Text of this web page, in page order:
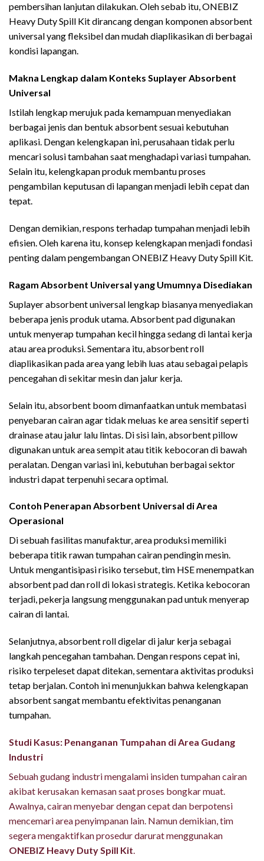
pembersihan lanjutan dilakukan. Oleh sebab itu, ONEBIZ
Heavy Duty Spill Kit dirancang dengan komponen absorbent
universal yang fleksibel dan mudah diaplikasikan di berbagai
kondisi lapangan.
Makna Lengkap dalam Konteks Suplayer Absorbent
Universal
Istilah lengkap merujuk pada kemampuan menyediakan
berbagai jenis dan bentuk absorbent sesuai kebutuhan
aplikasi. Dengan kelengkapan ini, perusahaan tidak perlu
mencari solusi tambahan saat menghadapi variasi tumpahan.
Selain itu, kelengkapan produk membantu proses
pengambilan keputusan di lapangan menjadi lebih cepat dan
tepat.
Dengan demikian, respons terhadap tumpahan menjadi lebih
efisien. Oleh karena itu, konsep kelengkapan menjadi fondasi
penting dalam pengembangan ONEBIZ Heavy Duty Spill Kit.
Ragam Absorbent Universal yang Umumnya Disediakan
Suplayer absorbent universal lengkap biasanya menyediakan
beberapa jenis produk utama. Absorbent pad digunakan
untuk menyerap tumpahan kecil hingga sedang di lantai kerja
atau area produksi. Sementara itu, absorbent roll
diaplikasikan pada area yang lebih luas atau sebagai pelapis
pencegahan di sekitar mesin dan jalur kerja.
Selain itu, absorbent boom dimanfaatkan untuk membatasi
penyebaran cairan agar tidak meluas ke area sensitif seperti
drainase atau jalur lalu lintas. Di sisi lain, absorbent pillow
digunakan untuk area sempit atau titik kebocoran di bawah
peralatan. Dengan variasi ini, kebutuhan berbagai sektor
industri dapat terpenuhi secara optimal.
Contoh Penerapan Absorbent Universal di Area
Operasional
Di sebuah fasilitas manufaktur, area produksi memiliki
beberapa titik rawan tumpahan cairan pendingin mesin.
Untuk mengantisipasi risiko tersebut, tim HSE menempatkan
absorbent pad dan roll di lokasi strategis. Ketika kebocoran
terjadi, pekerja langsung menggunakan pad untuk menyerap
cairan di lantai.
Selanjutnya, absorbent roll digelar di jalur kerja sebagai
langkah pencegahan tambahan. Dengan respons cepat ini,
risiko terpeleset dapat ditekan, sementara aktivitas produksi
tetap berjalan. Contoh ini menunjukkan bahwa kelengkapan
absorbent sangat membantu efektivitas penanganan
tumpahan.
Studi Kasus: Penanganan Tumpahan di Area Gudang
Industri
Sebuah gudang industri mengalami insiden tumpahan cairan
akibat kerusakan kemasan saat proses bongkar muat.
Awalnya, cairan menyebar dengan cepat dan berpotensi
mencemari area penyimpanan lain. Namun demikian, tim
segera mengaktifkan prosedur darurat menggunakan
ONEBIZ Heavy Duty Spill Kit.